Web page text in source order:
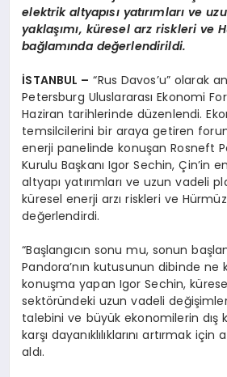
elektrik altyapısı yatırımları ve
yaklaşımı, küresel arz riskleri ve
bağlamında değerlendirildi.
İSTANBUL – “Rus Davos’u” olarak
Petersburg Uluslararası Ekonomi
Haziran tarihlerinde düzenlendi.
temsilcilerini bir araya getiren
enerji panelinde konuşan Rosneft
Kurulu Başkanı Igor Sechin, Çin’in
altyapı yatırımları ve uzun vadeli
küresel enerji arzı riskleri ve
değerlendirdi.
“Başlangıcın sonu mu, sonun
Pandora’nın kutusunun dibinde ne
konuşma yapan Igor Sechin,
sektöründeki uzun vadeli
talebini ve büyük ekonomilerin dış
karşı dayanıklılıklarını artırmak için
aldı.